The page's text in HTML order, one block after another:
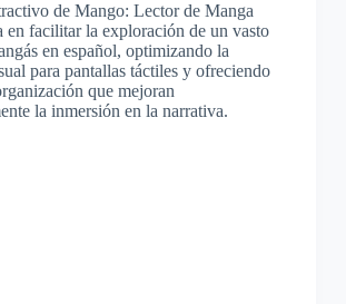
de Mango: Lector de Manga
en facilitar la exploración de un vasto
en español, optimizando la
para pantallas táctiles y ofreciendo
que mejoran
la inmersión en la narrativa.